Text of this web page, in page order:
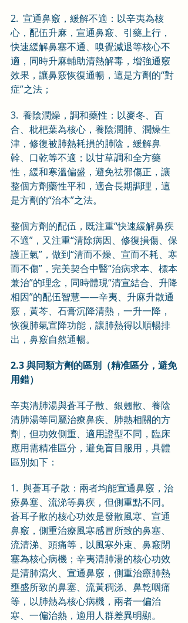
2.  宣通鼻竅，緩解不適：以辛夷為核
心，配伍升麻，宣通鼻竅、引藥上行，
快速緩解鼻塞不通、嗅覺減退等核心不
適，同時升麻輔助清熱解毒，增強通竅
效果，讓鼻竅恢復通暢，這是方劑的“對
症”之法；
3.  養陰潤燥，調和藥性：以麥冬、百
合、枇杷葉為核心，養陰潤肺、潤燥生
津，修復被肺熱耗損的肺陰，緩解鼻
幹、口乾等不適；以甘草調和全方藥
性，緩和寒溫偏盛，避免祛邪傷正，讓
整個方劑藥性平和，適合長期調理，這
是方劑的“治本”之法。
整個方劑的配伍，既注重“快速緩解鼻疾
不適”，又注重“清除病因、修復損傷、保
護正氣”，做到“清而不燥、宣而不耗、寒
而不傷”，完美契合中醫“治病求本、標本
兼治”的理念，同時體現“清宣結合、升降
相因”的配伍智慧——辛夷、升麻升散通
竅，黃芩、石膏沉降清熱，一升一降，
恢復肺氣宣降功能，讓肺熱得以順暢排
出，鼻竅自然通暢。
2.3 與同類方劑的區別（精准區分，避免
用錯）
辛夷清肺湯與蒼耳子散、銀翹散、養陰
清肺湯等同屬治療鼻疾、肺熱相關的方
劑，但功效側重、適用證型不同，臨床
應用需精准區分，避免盲目服用，具體
區別如下：
1.  與蒼耳子散：兩者均能宣通鼻竅，治
療鼻塞、流涕等鼻疾，但側重點不同。
蒼耳子散的核心功效是發散風寒、宣通
鼻竅，側重治療風寒感冒所致的鼻塞、
流清涕、頭痛等，以風寒外束、鼻竅閉
塞為核心病機；辛夷清肺湯的核心功效
是清肺瀉火、宣通鼻竅，側重治療肺熱
壅盛所致的鼻塞、流黃稠涕、鼻乾咽痛
等，以肺熱為核心病機，兩者一偏治
寒、一偏治熱，適用人群差異明顯。